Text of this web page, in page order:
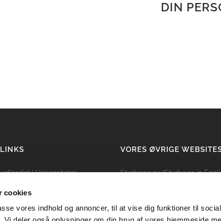
cookies
vores indhold og annoncer, til at vise dig funktioner til
DIN
|Universiteter
|Kontakt Studysea
VORES ØVRIGE
Studysea.eu (Studysea in